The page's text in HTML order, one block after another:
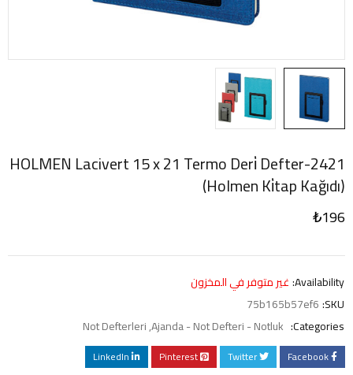
2421-HOLMEN Lacivert 15 x 21 Termo Deri̇ Defter
(Holmen Ki̇tap Kağıdı)
₺196
Availability: غير متوفر في المخزون
SKU:
75b165b57ef6
Categories:
Ajanda - Not Defteri - Notluk
,
Not Defterleri
Facebook
Twitter
Pinterest
LinkedIn